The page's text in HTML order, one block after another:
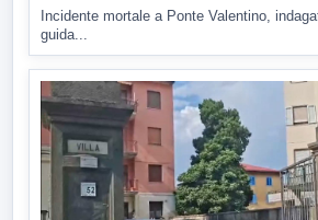
Incidente mortale a Ponte Valentino,
guida...